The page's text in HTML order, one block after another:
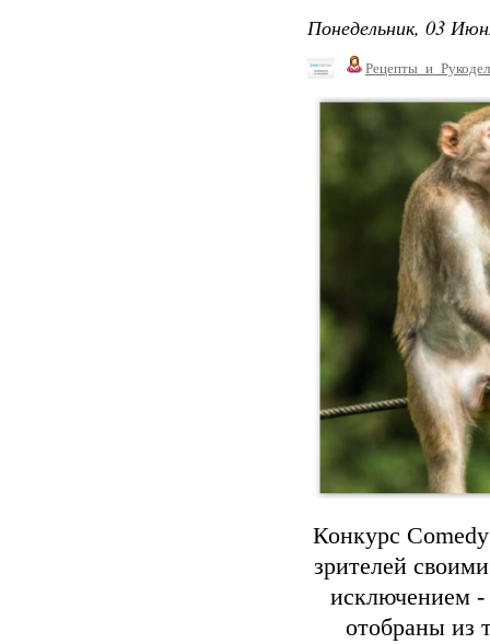
Понедельник, 03
Конкурс
зрителей
исключением
отобраны из